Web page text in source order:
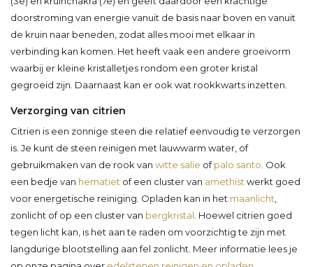
doorstroming van energie vanuit de basis naar boven en vanuit
de kruin naar beneden, zodat alles mooi met elkaar in
verbinding kan komen. Het heeft vaak een andere groeivorm
waarbij er kleine kristalletjes rondom een groter kristal
gegroeid zijn. Daarnaast kan er ook wat rookkwarts inzetten.
Verzorging van citrien
Citrien is een zonnige steen die relatief eenvoudig te verzorgen
is. Je kunt de steen reinigen met lauwwarm water, of
gebruikmaken van de rook van witte salie ofpalo santo . Ook
een bedje van hematiet of een cluster van amethist werkt goed
voor energetische reiniging. Opladen kan in het maanlicht
zonlicht of op een cluster van bergkristal . Hoewel citrien goed
tegen licht kan, is het aan te raden om voorzichtig te zijn met
langdurige blootstelling aan fel zonlicht. Meer informatie lees je